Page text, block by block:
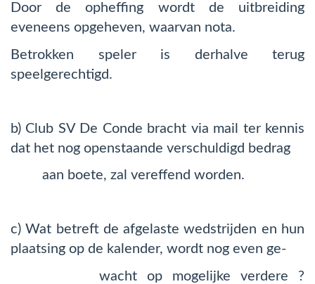
Door de opheffing wordt de uitbreiding
eveneens opgeheven, waarvan nota.
Betrokken speler is derhalve terug
speelgerechtigd.
b) Club SV De Conde bracht via mail ter kennis
dat het nog openstaande verschuldigd bedrag
aan boete, zal vereffend worden.
c) Wat betreft de afgelaste wedstrijden en hun
plaatsing op de kalender, wordt nog even ge-
wacht op mogelijke verdere ?